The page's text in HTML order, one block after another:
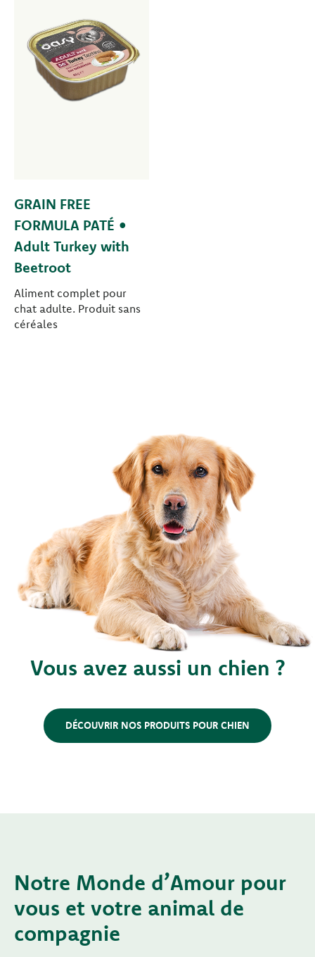
GRAIN FREE
FORMULA PATÉ •
Adult Turkey with
Beetroot
Aliment complet pour
chat adulte. Produit sans
céréales
Vous avez aussi un chien ?
DÉCOUVRIR NOS PRODUITS POUR CHIEN
Notre Monde d’Amour pour
vous et votre animal de
compagnie